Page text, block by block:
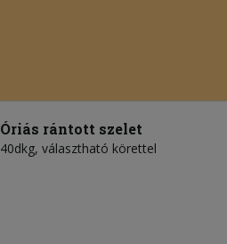
Óriás rántott szelet
40dkg, választható körettel